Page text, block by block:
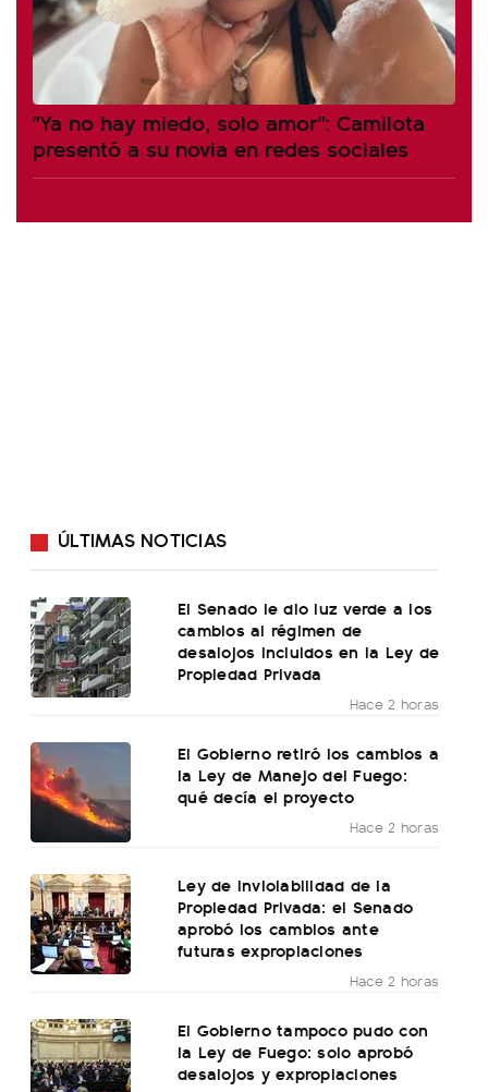
"Ya no hay miedo, solo amor": Camilota
presentó a su novia en redes sociales
ÚLTIMAS NOTICIAS
El Senado le dio luz verde a los
cambios al régimen de
desalojos incluidos en la Ley de
Propiedad Privada
Hace 2 horas
El Gobierno retiró los cambios a
la Ley de Manejo del Fuego:
qué decía el proyecto
Hace 2 horas
Ley de Inviolabilidad de la
Propiedad Privada: el Senado
aprobó los cambios ante
futuras expropiaciones
Hace 2 horas
El Gobierno tampoco pudo con
la Ley de Fuego: solo aprobó
desalojos y expropiaciones